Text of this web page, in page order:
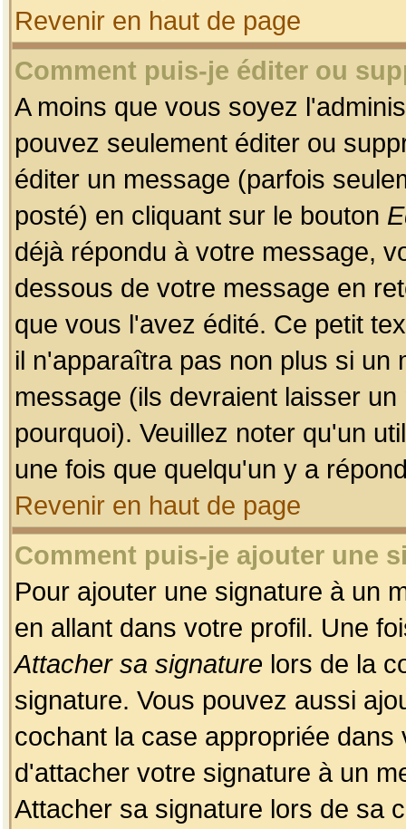
Revenir en haut de page
Comment puis-je éditer ou
A moins que vous soyez
pouvez seulement éditer ou
éditer un message (parfois
posté) en cliquant sur le bouton
déjà répondu à votre message,
dessous de votre message en
que vous l'avez édité. Ce petit
il n'apparaîtra pas non plus si un
message (ils devraient laisser
pourquoi). Veuillez noter qu'un
une fois que quelqu'un y a
Revenir en haut de page
Comment puis-je ajouter une
Pour ajouter une signature à un
en allant dans votre profil. Une
Attacher sa signature lors de la
signature. Vous pouvez aussi
cochant la case appropriée
d'attacher votre signature à un
Attacher sa signature lors de sa